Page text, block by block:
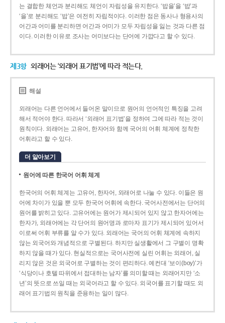
는 결합한 체언과 분리해도 체언이 자립성을 유지한다. ‘밥을’을 ‘밥’과
‘을’로 분리해도 ‘밥’은 여전히 자립적이다. 이러한 점은 동사나 형용사의
어간과 어미를 분리하면 어간과 어미가 모두 자립성을 잃는 것과 다른 점
이다. 이러한 이유로 조사는 어미보다는 단어에 가깝다고 할 수 있다.
제3항 외래어는 ‘외래어 표기법’에 따라 적는다.
해설
외래어는 다른 언어에서 들어온 말이므로 원어의 언어적인 특징을 고려
해서 적어야 한다. 따라서 ‘외래어 표기법’을 정하여 그에 따라 적는 것이
원칙이다. 외래어는 고유어, 한자어와 함께 국어의 어휘 체계에 정착한
어휘라고 할 수 있다.
더 알아보기
원어에 따른 한국어 어휘 체계
한국어의 어휘 체계는 고유어, 한자어, 외래어로 나눌 수 있다. 이들은 원
어에 차이가 있을 뿐 모두 한국어 어휘에 속한다. 국어사전에서는 단어의
원어를 밝히고 있다. 고유어에는 원어가 제시되어 있지 않고 한자어에는
한자가, 외래어에는 각 단어의 원어명과 로마자 표기가 제시되어 있어서
이로써 어휘 부류를 알 수가 있다. 외래어는 국어의 어휘 체계에 속하지
않는 외국어와 개념적으로 구별된다. 하지만 실생활에서 그 구별이 명확
하지 않을 때가 있다. 현실적으로는 국어사전에 실린 어휘는 외래어, 실
리지 않은 것은 외국어로 구별하는 것이 편리하다. 예컨대 ‘보이(boy)’가
‘식당이나 호텔 따위에서 접대하는 남자’를 의미할 때는 외래어지만 ‘소
년’의 뜻으로 쓰일 때는 외국어라고 할 수 있다. 외국어를 표기할 때도 외
래어 표기법의 원칙을 준용하는 일이 많다.